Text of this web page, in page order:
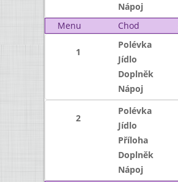
Nápoj
Menu
Chod
1
Polévka
Jídlo
Doplněk
Nápoj
2
Polévka
Jídlo
Příloha
Doplněk
Nápoj